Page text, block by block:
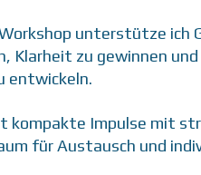
unterstütze ich
Klarheit zu gewinnen
entwickeln.
kompakte Impulse mit
für Austausch und